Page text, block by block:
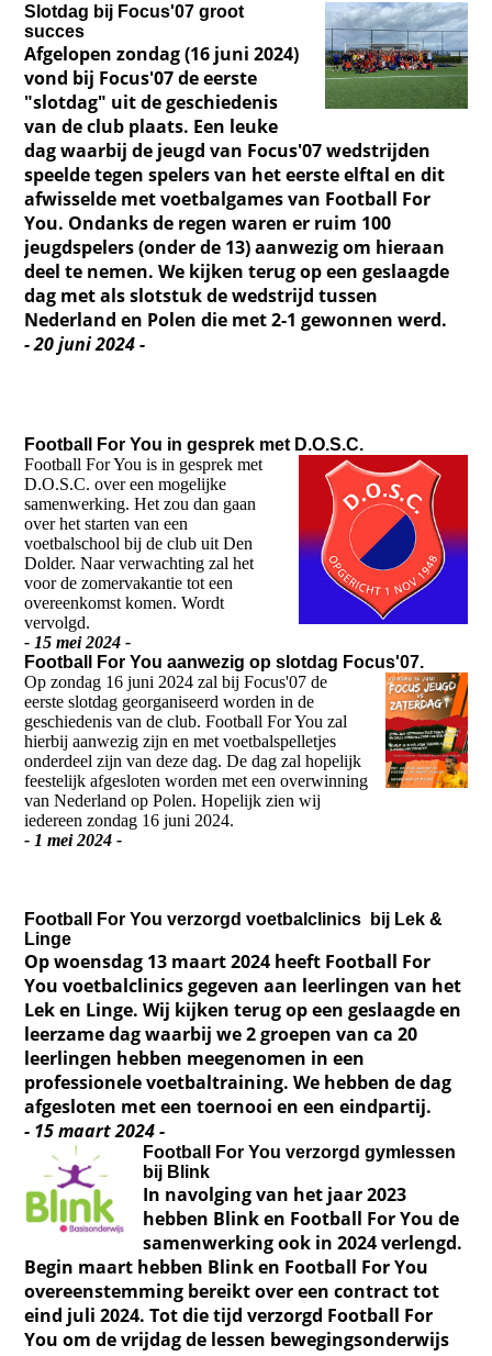
Slotdag bij Focus'07 groot
succes
Afgelopen zondag (16 juni 2024)
vond bij Focus'07 de eerste
"slotdag" uit de geschiedenis
van de club plaats. Een leuke
dag waarbij de jeugd van Focus'07 wedstrijden
speelde tegen spelers van het eerste elftal en dit
afwisselde met voetbalgames van Football For
You. Ondanks de regen waren er ruim 100
jeugdspelers (onder de 13) aanwezig om hieraan
deel te nemen. We kijken terug op een geslaagde
dag met als slotstuk de wedstrijd tussen
Nederland en Polen die met 2-1 gewonnen werd.
- 20 juni 2024 -
Football For You in gesprek met D.O.S.C.
Football For You is in gesprek met
D.O.S.C. over een mogelijke
samenwerking. Het zou dan gaan
over het starten van een
voetbalschool bij de club uit Den
Dolder. Naar verwachting zal het
voor de zomervakantie tot een
overeenkomst komen. Wordt
vervolgd.
- 15 mei 2024 -
Football For You aanwezig op slotdag Focus'07.
Op zondag 16 juni 2024 zal bij Focus'07 de
eerste slotdag georganiseerd worden in de
geschiedenis van de club. Football For You zal
hierbij aanwezig zijn en met voetbalspelletjes
onderdeel zijn van deze dag. De dag zal hopelijk
feestelijk afgesloten worden met een overwinning
van Nederland op Polen. Hopelijk zien wij
iedereen zondag 16 juni 2024.
- 1 mei 2024 -
Football For You verzorgd voetbalclinics bij Lek &
Linge
Op woensdag 13 maart 2024 heeft Football For
You voetbalclinics gegeven aan leerlingen van het
Lek en Linge. Wij kijken terug op een geslaagde en
leerzame dag waarbij we 2 groepen van ca 20
leerlingen hebben meegenomen in een
professionele voetbaltraining. We hebben de dag
afgesloten met een toernooi en een eindpartij.
- 15 maart 2024 -
Football For You verzorgd gymlessen
bij Blink
In navolging van het jaar 2023
hebben Blink en Football For You de
samenwerking ook in 2024 verlengd.
Begin maart hebben Blink en Football For You
overeenstemming bereikt over een contract tot
eind juli 2024. Tot die tijd verzorgd Football For
You om de vrijdag de lessen bewegingsonderwijs